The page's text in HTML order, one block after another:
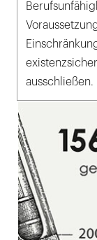
ausschließen.